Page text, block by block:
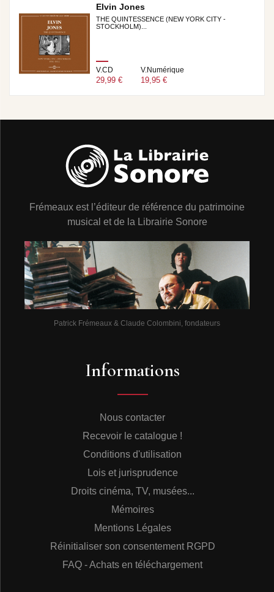
Elvin Jones
THE QUINTESSENCE (NEW YORK CITY -
STOCKHOLM)...
V.CD
29,99 €
V.Numérique
19,95 €
Frémeaux est l’éditeur de référence du patrimoine
musical et de la Librairie Sonore
Patrick Frémeaux & Claude Colombini, fondateurs
Informations
Nous contacter
Recevoir le catalogue !
Conditions d'utilisation
Lois et jurisprudence
Droits cinéma, TV, musées...
Mémoires
Mentions Légales
Réinitialiser son consentement RGPD
FAQ - Achats en téléchargement